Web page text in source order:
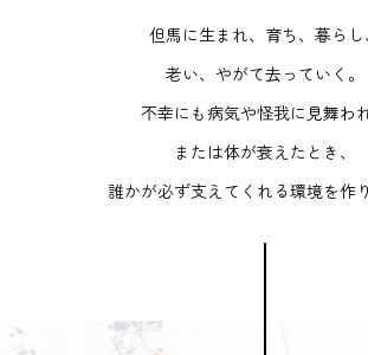
但馬に生まれ、育ち、暮らし、
老い、やがて去っていく。
不幸にも病気や怪我に見舞われ
または体が衰えたとき、
誰かが必ず支えてくれる環境を作